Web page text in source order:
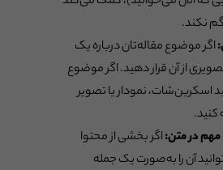
نکند.
اگر موضوع مقاله‌تان درباره یک
از آن قرار دهید. اگر موضوع
اسکرین‌شات، نمودار یا تصویر
در متن:اگر بخشی از محتوا
آن را به‌صورت یک جمله